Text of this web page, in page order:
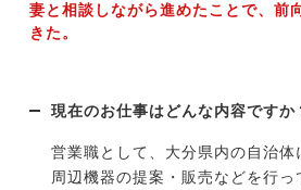
妻と相談しながら進めたことで、前
きた。
現在のお仕事はどんな内容ですか
営業職として、大分県内の自治体
周辺機器の提案・販売などを行